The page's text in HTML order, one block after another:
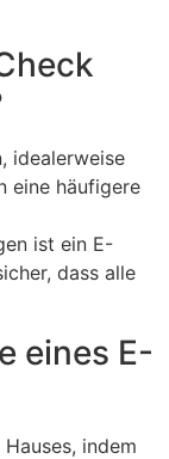
idealerweise
eine häufigere
ist ein E-
dass alle
eines E-
indem